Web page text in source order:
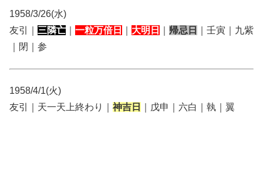
1958/3/26(水)
友引｜ 三隣亡 一粒万倍日 大明日 帰忌日
｜壬寅｜九紫
｜閉｜参
1958/4/1(火)
友引｜天一天上終わり｜ 神吉日 ｜戊申｜六白｜執｜翼